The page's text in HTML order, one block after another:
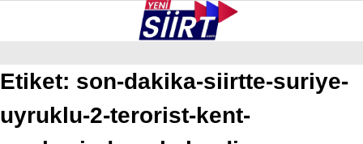
GALERİ VİDEO YAZARLAR
Etiket: son-dakika-siirtte-suriye-
uyruklu-2-terorist-kent-